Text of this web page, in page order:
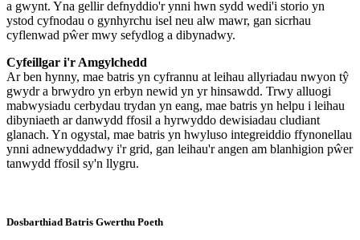
a gwynt. Yna gellir defnyddio'r ynni hwn sydd wedi'i storio yn
ystod cyfnodau o gynhyrchu isel neu alw mawr, gan sicrhau
cyflenwad pŵer mwy sefydlog a dibynadwy.
Cyfeillgar i'r Amgylchedd
Ar ben hynny, mae batris yn cyfrannu at leihau allyriadau nwyon tŷ
gwydr a brwydro yn erbyn newid yn yr hinsawdd. Trwy alluogi
mabwysiadu cerbydau trydan yn eang, mae batris yn helpu i leihau
dibyniaeth ar danwydd ffosil a hyrwyddo dewisiadau cludiant
glanach. Yn ogystal, mae batris yn hwyluso integreiddio ffynonellau
ynni adnewyddadwy i'r grid, gan leihau'r angen am blanhigion pŵer
tanwydd ffosil sy'n llygru.
Dosbarthiad Batris Gwerthu Poeth